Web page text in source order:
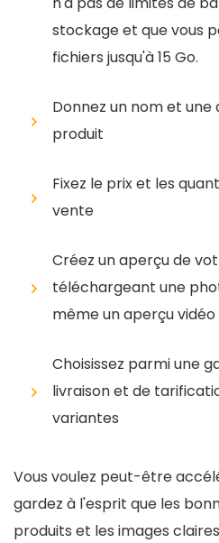
stockage et que vous
fichiers jusqu'à 15 Go.
Donnez un nom et
produit
Fixez le prix et les
vente
Créez un aperçu de
téléchargeant une
même un aperçu vidéo
Choisissez parmi une
livraison et de
variantes
Vous voulez peut-être
gardez à l'esprit que les
produits et les images